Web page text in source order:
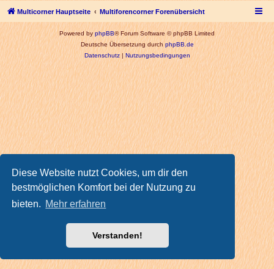
Diese Website nutzt Cookies, um dir den
bestmöglichen Komfort bei der Nutzung zu
bieten. Mehr erfahren
Verstanden!
Multicorner Hauptseite Multiforencorner Forenübersicht
Powered byphpBB® Forum Software © phpBB Limited
Deutsche Übersetzung durchphpBB.de
Datenschutz|Nutzungsbedingungen